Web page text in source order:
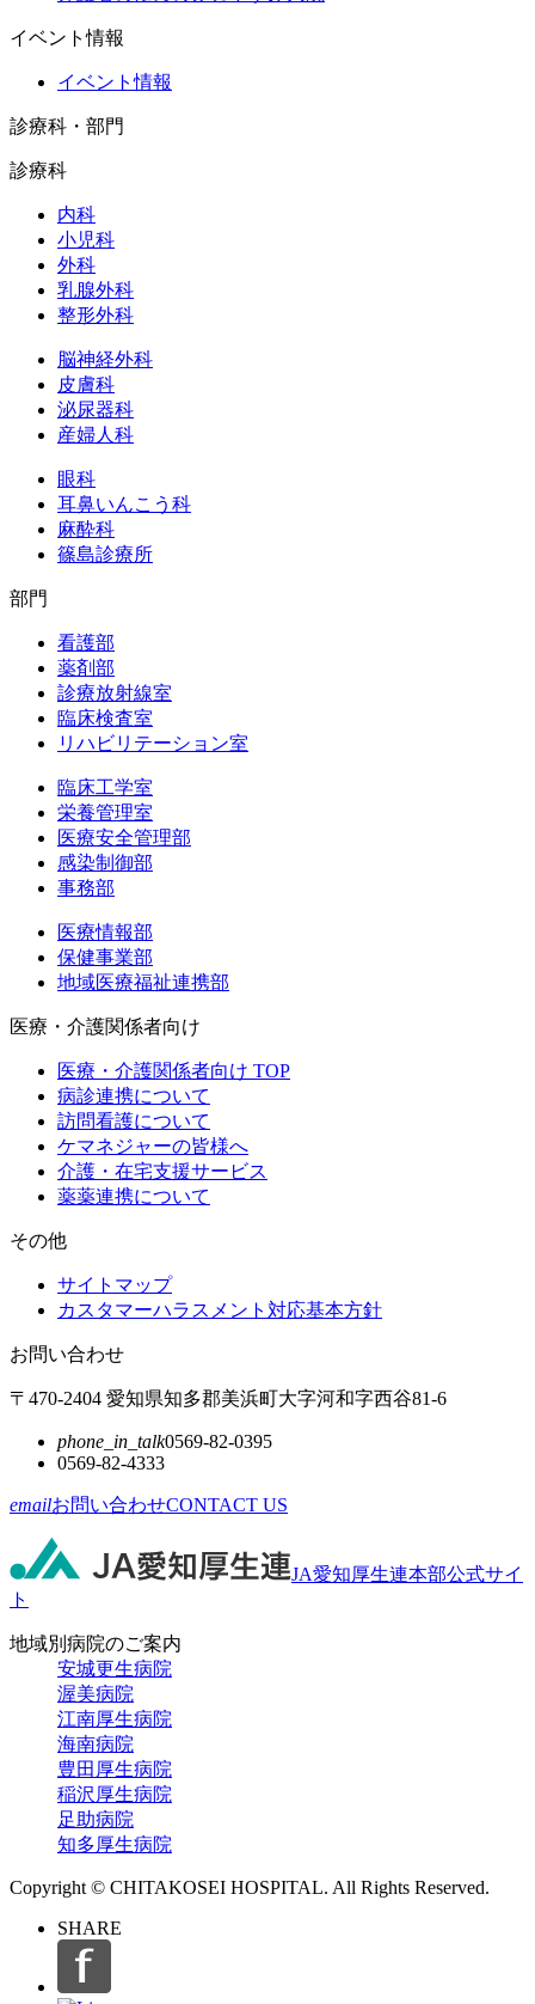
イベント情報
イベント情報
診療科・部門
診療科
内科
小児科
外科
乳腺外科
整形外科
脳神経外科
皮膚科
泌尿器科
産婦人科
眼科
耳鼻いんこう科
麻酔科
篠島診療所
部門
看護部
薬剤部
診療放射線室
臨床検査室
リハビリテーション室
臨床工学室
栄養管理室
医療安全管理部
感染制御部
事務部
医療情報部
保健事業部
地域医療福祉連携部
医療・介護関係者向け
医療・介護関係者向け TOP
病診連携について
訪問看護について
ケマネジャーの皆様へ
介護・在宅支援サービス
薬薬連携について
その他
サイトマップ
カスタマーハラスメント対応基本方針
お問い合わせ
〒470-2404 愛知県知多郡美浜町大字河和字西谷81-6
phone_in_talk0569-82-0395
0569-82-4333
emailお問い合わせCONTACT US
JA愛知厚生連本部公式サイ
ト
地域別病院のご案内
安城更生病院
渥美病院
江南厚生病院
海南病院
豊田厚生病院
稲沢厚生病院
足助病院
知多厚生病院
Copyright © CHITAKOSEI HOSPITAL. All Rights Reserved.
SHARE